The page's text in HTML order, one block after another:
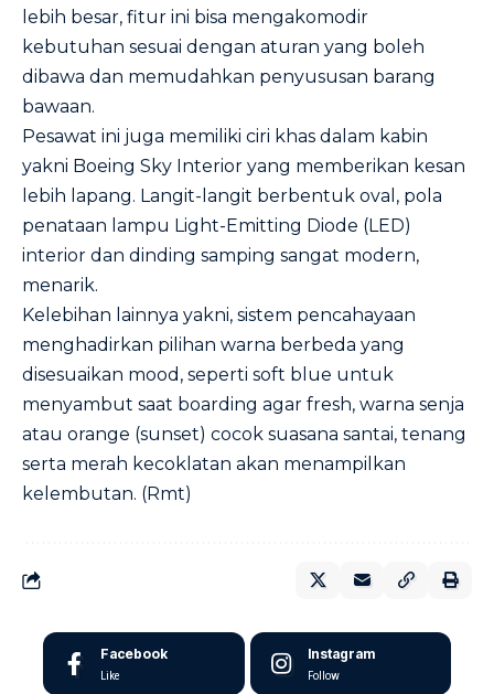
lebih besar, fitur ini bisa mengakomodir
kebutuhan sesuai dengan aturan yang boleh
dibawa dan memudahkan penyususan barang
bawaan.
Pesawat ini juga memiliki ciri khas dalam kabin
yakni Boeing Sky Interior yang memberikan kesan
lebih lapang. Langit-langit berbentuk oval, pola
penataan lampu Light-Emitting Diode (LED)
interior dan dinding samping sangat modern,
menarik.
Kelebihan lainnya yakni, sistem pencahayaan
menghadirkan pilihan warna berbeda yang
disesuaikan mood, seperti soft blue untuk
menyambut saat boarding agar fresh, warna senja
atau orange (sunset) cocok suasana santai, tenang
serta merah kecoklatan akan menampilkan
kelembutan. (Rmt)
Facebook
Like
Instagram
Follow